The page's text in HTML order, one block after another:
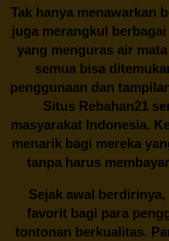
Tak hanya menawarkan
juga merangkul
yang menguras air
semua bisa
penggunaan dan
Situs Rebahan21
masyarakat Indonesia.
menarik bagi mereka
tanpa harus
Sejak awal berdirinya,
favorit bagi para
tontonan berkualitas.